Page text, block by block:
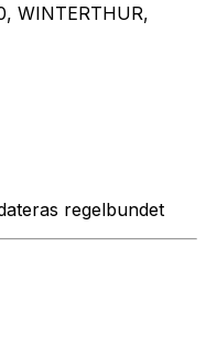
WINTERTHUR,
regelbundet